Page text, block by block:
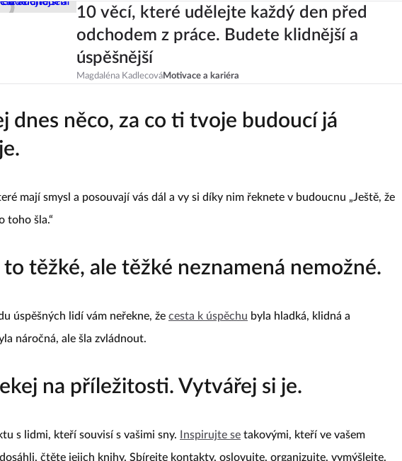
10 věcí, které udělejte každý den před
odchodem z práce. Budete klidnější a
úspěšnější
Magdaléna KadlecováMotivace a kariéra
dnes něco, za co ti tvoje budoucí já
mají smysl a posouvají vás dál a vy si díky nim řeknete v budoucnu „Ještě, že
toho šla.“
těžké, ale těžké neznamená nemožné.
úspěšných lidí vám neřekne, že cesta k úspěchu byla hladká, klidná a
náročná, ale šla zvládnout.
na příležitosti. Vytvářej si je.
s lidmi, kteří souvisí s vašimi sny. Inspirujte se takovými, kteří ve vašem
čtěte jejich knihy. Sbírejte kontakty, oslovujte, organizujte, vymýšlejte.